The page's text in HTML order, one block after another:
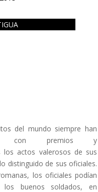
del mundo siempre han
con premios y
los actos valerosos de sus
distinguido de sus oficiales.
los oficiales podían
los buenos soldados, en